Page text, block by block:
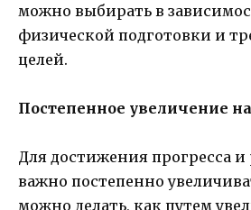
можно выбирать в
физической подготовки и
целей.
Постепенное увеличение
Для достижения прогресса
важно постепенно
можно делать, как путем